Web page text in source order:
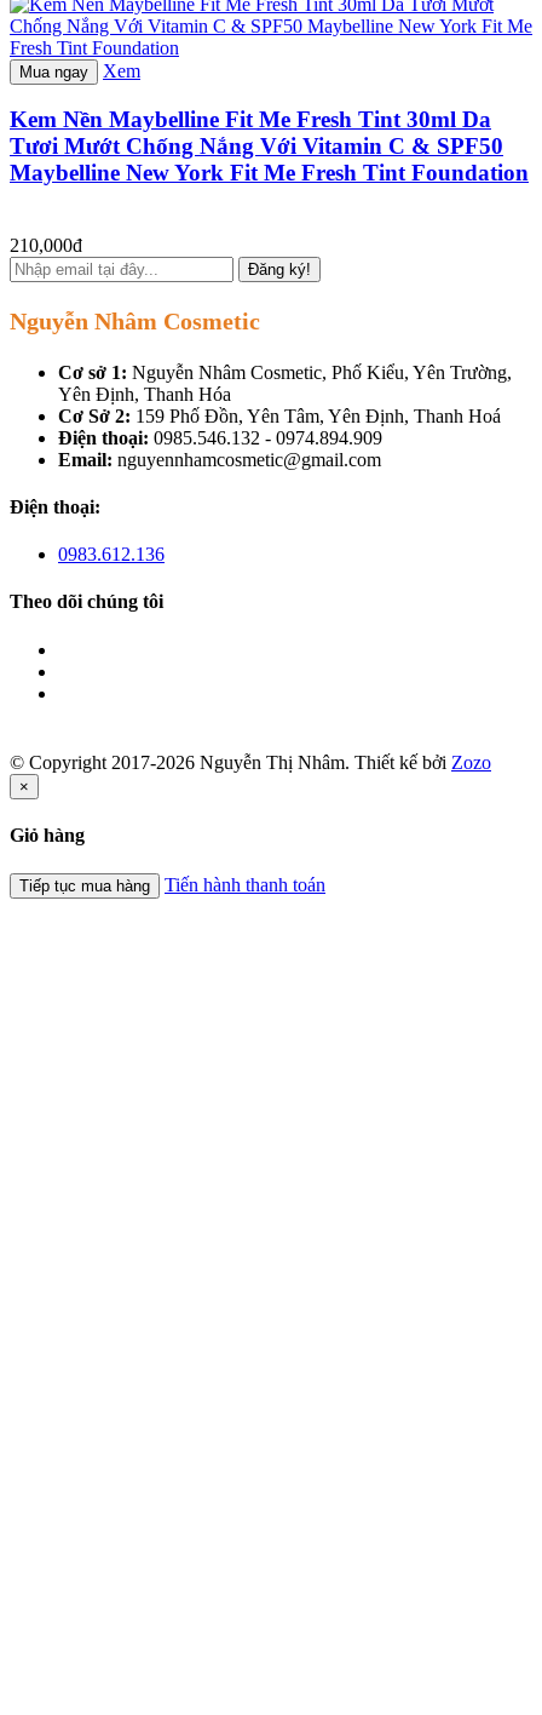
Mua ngay Xem
Kem Nền Maybelline Fit Me Fresh Tint 30ml Da
Tươi Mướt Chống Nắng Với Vitamin C & SPF50
Maybelline New York Fit Me Fresh Tint Foundation
210,000đ
Đăng ký!
Nguyễn Nhâm Cosmetic
Cơ sở 1: Nguyễn Nhâm Cosmetic, Phố Kiểu, Yên Trường,
Yên Định, Thanh Hóa
Cơ Sở 2: 159 Phố Đồn, Yên Tâm, Yên Định, Thanh Hoá
Điện thoại: 0985.546.132 - 0974.894.909
Email: nguyennhamcosmetic@gmail.com
Điện thoại:
0983.612.136
Theo dõi chúng tôi
© Copyright 2017-2026 Nguyễn Thị Nhâm. Thiết kế bởi Zozo
×
Giỏ hàng
Tiếp tục mua hàng Tiến hành thanh toán